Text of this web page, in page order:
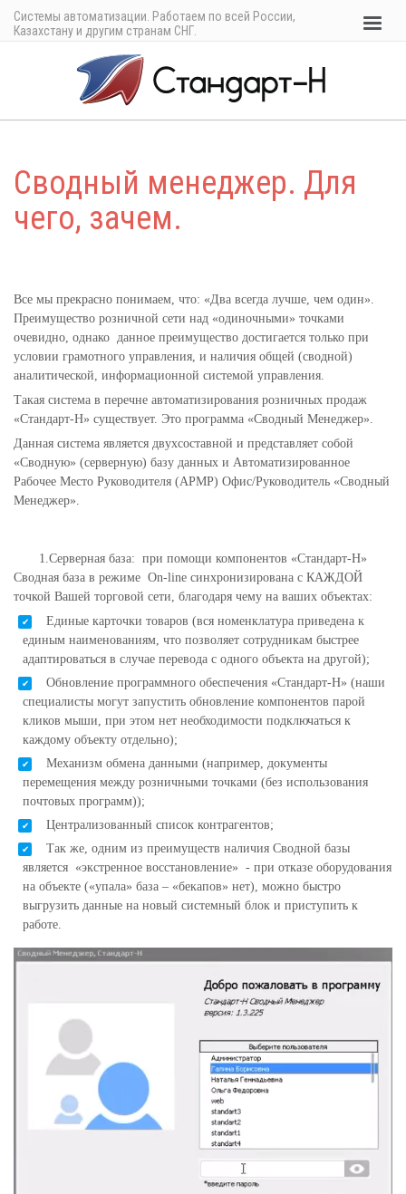
Системы автоматизации. Работаем по всей России,
Казахстану и другим странам СНГ.
Сводный менеджер. Для
чего, зачем.
Все мы прекрасно понимаем, что: «Два всегда лучше, чем один».
Преимущество розничной сети над «одиночными» точками
очевидно, однако данное преимущество достигается только при
условии грамотного управления, и наличия общей (сводной)
аналитической, информационной системой управления.
Такая система в перечне автоматизирования розничных продаж
«Стандарт-Н» существует. Это программа «Сводный Менеджер».
Данная система является двухсоставной и представляет собой
«Сводную» (серверную) базу данных и Автоматизированное
Рабочее Место Руководителя (АРМР) Офис/Руководитель «Сводный
Менеджер».
1.Серверная база: при помощи компонентов «Стандарт-Н»
Сводная база в режиме On-line синхронизирована с КАЖДОЙ
точкой Вашей торговой сети, благодаря чему на ваших объектах:
Единые карточки товаров (вся номенклатура приведена к
единым наименованиям, что позволяет сотрудникам быстрее
адаптироваться в случае перевода с одного объекта на другой);
Обновление программного обеспечения «Стандарт-Н» (наши
специалисты могут запустить обновление компонентов парой
кликов мыши, при этом нет необходимости подключаться к
каждому объекту отдельно);
Механизм обмена данными (например, документы
перемещения между розничными точками (без использования
почтовых программ));
Централизованный список контрагентов;
Так же, одним из преимуществ наличия Сводной базы
является «экстренное восстановление» - при отказе оборудования
на объекте («упала» база – «бекапов» нет), можно быстро
выгрузить данные на новый системный блок и приступить к
работе.